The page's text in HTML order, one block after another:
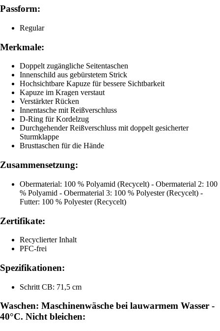
Passform:
Regular
Merkmale:
Doppelt zugängliche Seitentaschen
Innenschild aus gebürstetem Strick
Hochsichtbare Kapuze für bessere Sichtbarkeit
Kapuze im Kragen verstaut
Verstärkter Rücken
Innentasche mit Reißverschluss
D-Ring für Kordelzug
Durchgehender Reißverschluss mit doppelt gesicherter
Sturmklappe
Brusttaschen für die Hände
Zusammensetzung:
Obermaterial: 100 % Polyamid (Recycelt) - Obermaterial 2: 100
% Polyamid - Obermaterial 3: 100 % Polyester (Recycelt) -
Futter: 100 % Polyester (Recycelt)
Zertifikate:
Recyclierter Inhalt
PFC-frei
Spezifikationen:
Schritt CB: 71,5 cm
Waschen: Maschinenwäsche bei lauwarmem Wasser -
40°C. Nicht bleichen: